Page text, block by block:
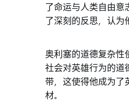
了命运与人类自由
了深刻的反思，认
奥利塞的道德复杂性
社会对英雄行为的道
带，这使得他成为了
材。